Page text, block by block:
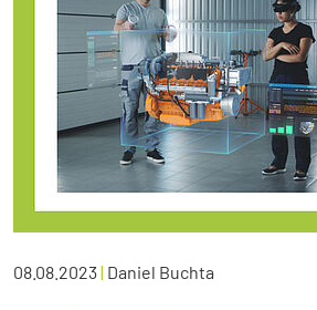
08.08.2023| Daniel Buchta